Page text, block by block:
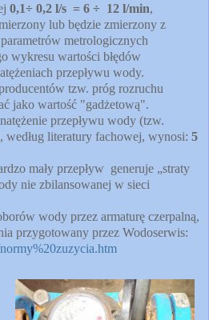
0,1÷ 0,2 l/s = 6 ÷ 12 l/min,
lub będzie zmierzony z
metrologicznych
wykresu wartości błędów
przepływu wody.
tzw. próg rozruchu
jako wartość "gadżetową".
przepływu wody (tzw.
według literatury fachowej, wynosi: 5
mały przepływ generuje „straty
nie zbilansowanej w sieci
wody przez armaturę czerpalną,
przygotowany przez Wodoserwis: